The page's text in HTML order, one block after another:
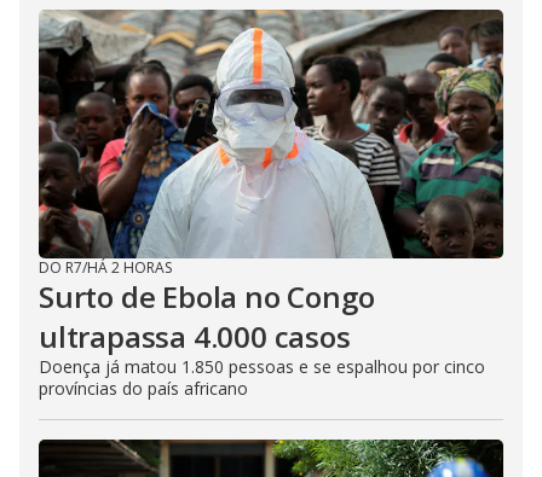
DO R7/HÁ 2 HORAS
Surto de Ebola no Congo
ultrapassa 4.000 casos
Doença já matou 1.850 pessoas e se espalhou por cinco
províncias do país africano